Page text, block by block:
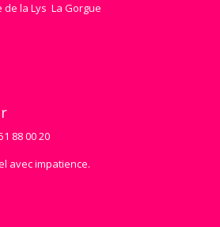
de la Lys La Gorgue
88 00 20
avec impatience.